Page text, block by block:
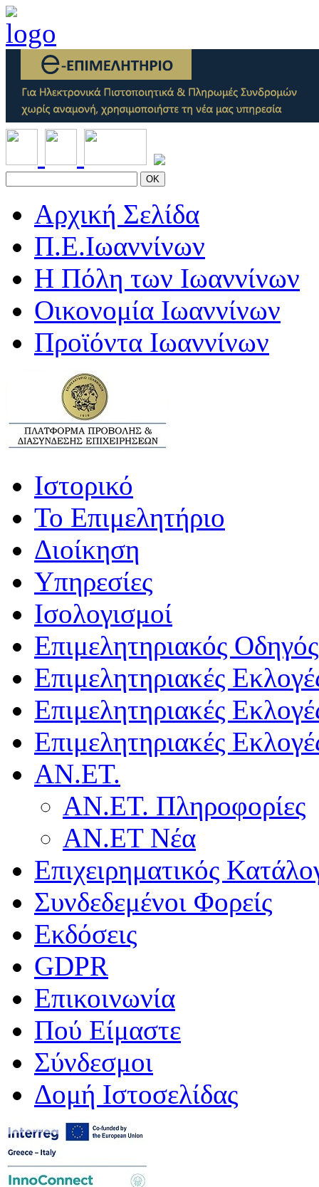
OK
Αρχική Σελίδα
Π.Ε.Ιωαννίνων
Η Πόλη των Ιωαννίνων
Οικονομία Ιωαννίνων
Προϊόντα Ιωαννίνων
Ιστορικό
Το Επιμελητήριο
Διοίκηση
Υπηρεσίες
Ισολογισμοί
Επιμελητηριακός Οδηγός
Επιμελητηριακές
Επιμελητηριακές
Επιμελητηριακές
ΑΝ.ΕΤ.
ΑΝ.ΕΤ. Πληροφορίες
ΑΝ.ΕΤ Νέα
Επιχειρηματικός
Συνδεδεμένοι Φορείς
Εκδόσεις
GDPR
Επικοινωνία
Πού Είμαστε
Σύνδεσμοι
Δομή Ιστοσελίδας